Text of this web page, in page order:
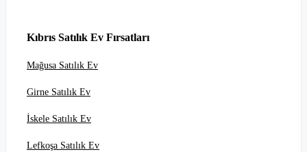
Kıbrıs Satılık Ev Fırsatları
Mağusa Satılık Ev
Girne Satılık Ev
İskele Satılık Ev
Lefkoşa Satılık Ev